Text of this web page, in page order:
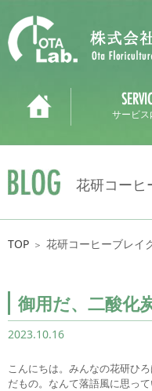
サービス
花研コーヒ
TOP ＞ 花研コーヒーブレイ
御用だ、二酸化
2023.10.16
こんにちは。みんなの花研ひ
だもの。なんて落語風に思っ